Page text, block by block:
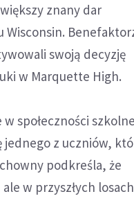
znany dar
swoją decyzję
w Marquette High.
społeczności
jednego z uczniów,
podkreśla, że
w przyszłych losach